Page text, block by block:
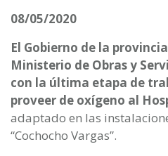
08/05/2020
El Gobierno de la
Ministerio de Obras y
con la última etapa de
proveer de oxígeno al
adaptado en las
“Cochocho Vargas”.